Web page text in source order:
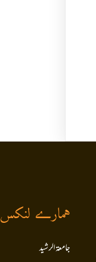
ہمارے لنکس
جامعۃ الرشید